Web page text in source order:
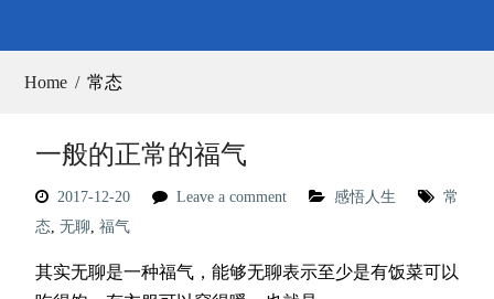
Home 常态
一般的正常的福气
2017-12-20 Leave a comment 感悟人生
常
态, 无聊, 福气
其实无聊是一种福气，能够无聊表示至少是有饭菜可以